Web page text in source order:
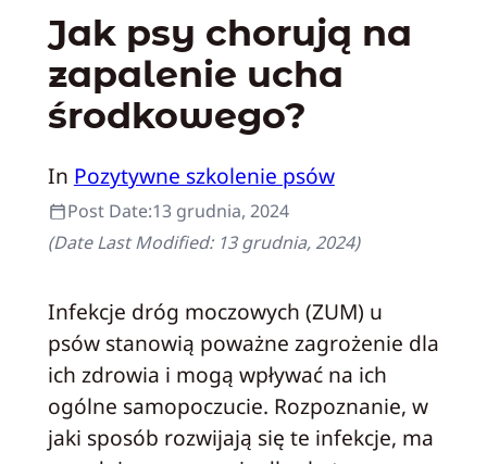
Jak psy chorują na
zapalenie ucha
środkowego?
In Pozytywne szkolenie psów
Post Date:13 grudnia, 2024
(Date Last Modified: 13 grudnia, 2024)
Infekcje dróg moczowych (ZUM) u
psów stanowią poważne zagrożenie dla
ich zdrowia i mogą wpływać na ich
ogólne samopoczucie. Rozpoznanie, w
jaki sposób rozwijają się te infekcje, ma